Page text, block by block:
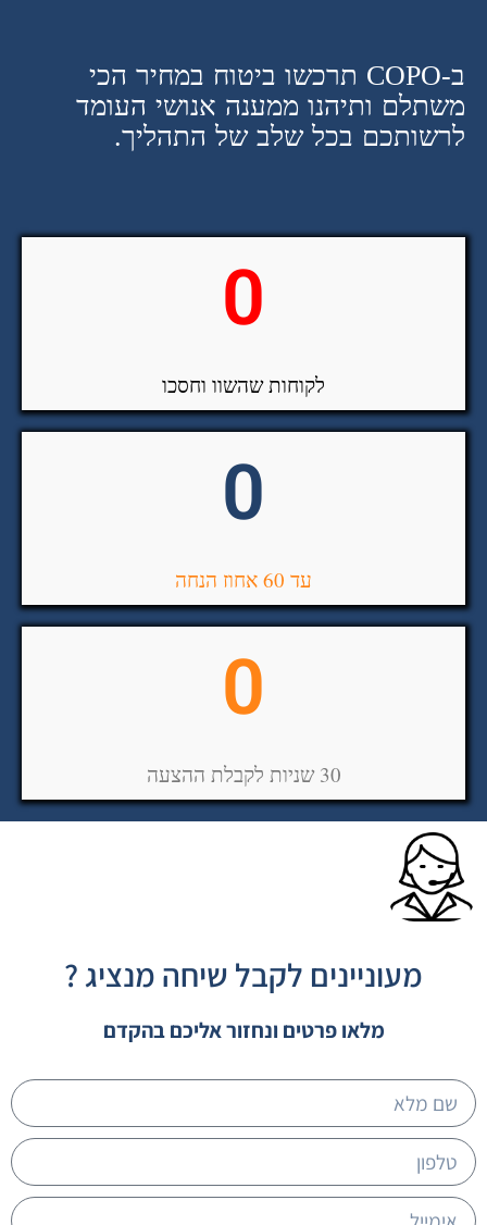
ב-COPO תרכשו ביטוח במחיר הכי
משתלם ותיהנו ממענה אנושי העומד
לרשותכם בכל שלב של התהליך.
לקוחות שהשוו וחסכו
0
עד 60 אחוז הנחה
0
30 שניות לקבלת ההצעה
0
מעוניינים לקבל שיחה מנציג ?
מלאו פרטים ונחזור אליכם בהקדם